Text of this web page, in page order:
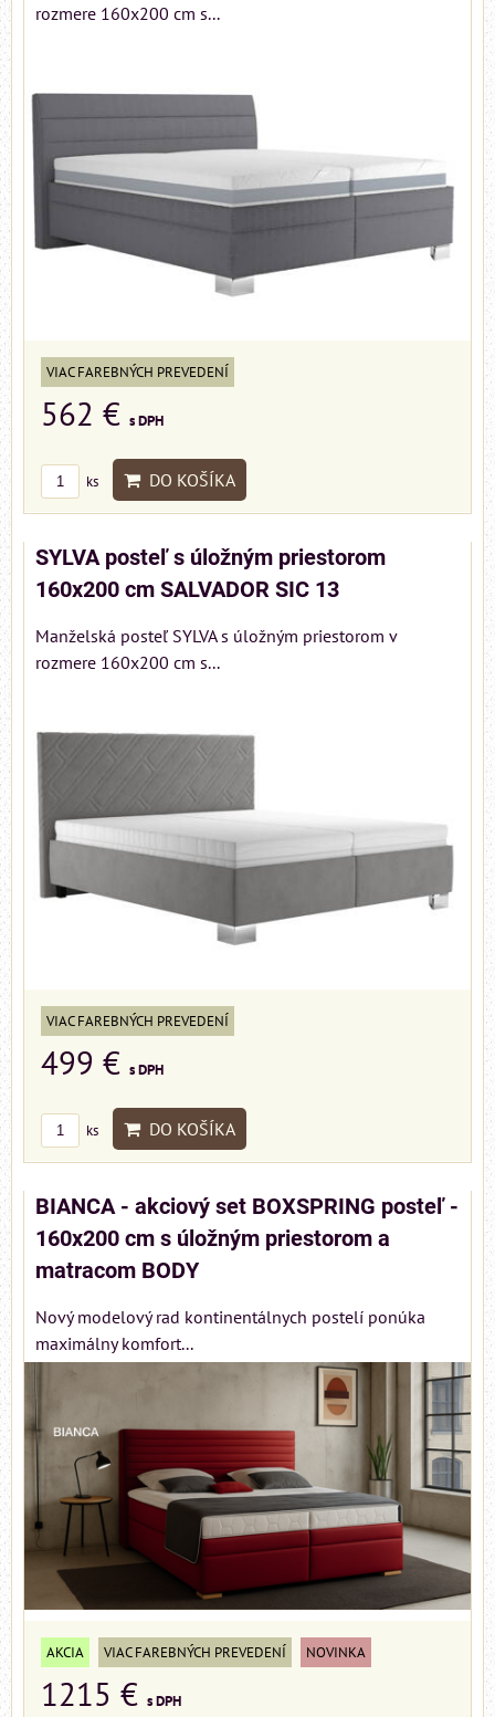
rozmere 160x200 cm s...
VIAC FAREBNÝCH PREVEDENÍ
562 € s DPH
ks DO KOŠÍKA
SYLVA posteľ s úložným priestorom
160x200 cm SALVADOR SIC 13
Manželská posteľ SYLVA s úložným priestorom v
rozmere 160x200 cm s...
VIAC FAREBNÝCH PREVEDENÍ
499 € s DPH
ks DO KOŠÍKA
BIANCA - akciový set BOXSPRING posteľ -
160x200 cm s úložným priestorom a
matracom BODY
Nový modelový rad kontinentálnych postelí ponúka
maximálny komfort...
AKCIA VIAC FAREBNÝCH PREVEDENÍ NOVINKA
1215 € s DPH